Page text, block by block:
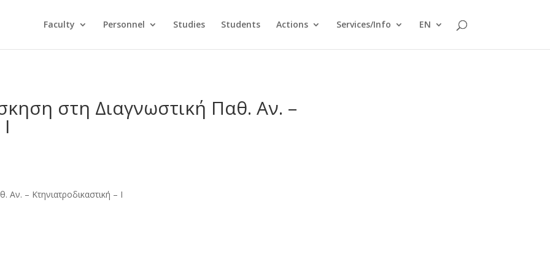
Faculty Personnel Studies Students Actions Services/Info EN
στη Διαγνωστική Παθ. Αν. –
Αν. – Κτηνιατροδικαστική – Ι